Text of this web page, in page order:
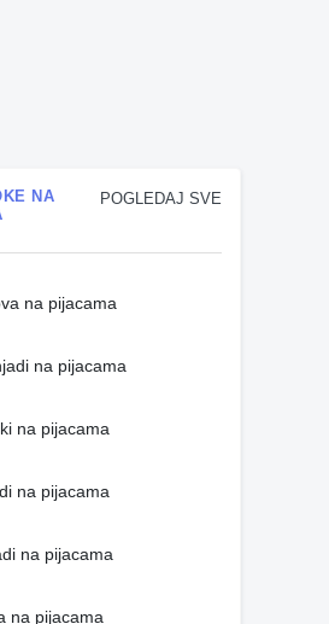
POGLEDAJ SVE
NA
na pijacama
na pijacama
na pijacama
na pijacama
na pijacama
na pijacama